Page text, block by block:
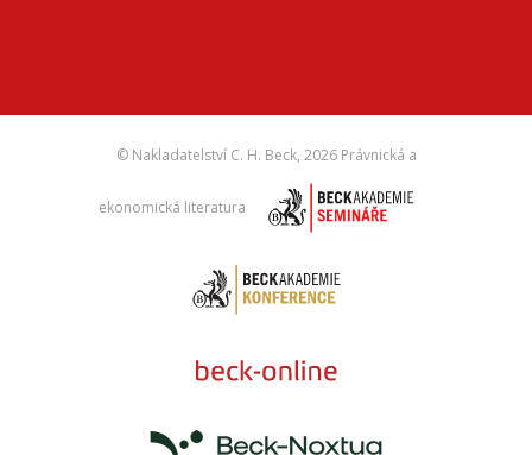
© Nakladatelství C. H. Beck, 2026 Právnická a
ekonomická literatura